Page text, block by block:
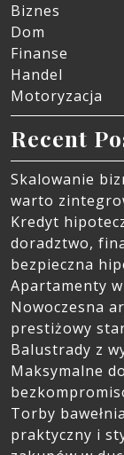
Biznes
Dom
Finanse
Handel
Motoryzacja
Recent
Skalowanie
warto
Kredyt
doradztwo,
bezpieczna
Apartamenty
Nowoczesna
prestiżowy
Balustrady z
Maksymalne
Torby
praktyczny i